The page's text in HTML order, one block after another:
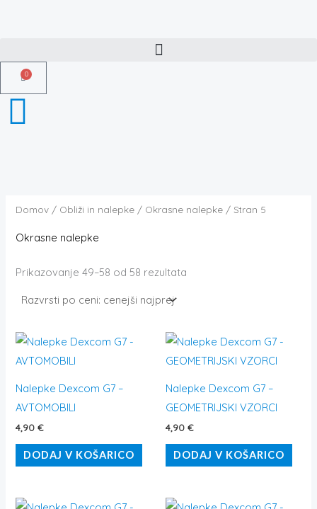
0
Košarica
Domov / Obliži in nalepke / Okrasne nalepke / Stran 5
Okrasne nalepke
Prikazovanje 49–58 od 58 rezultata
Nalepke Dexcom G7 –
AVTOMOBILI
4,90€
DODAJ V KOŠARICO
Nalepke Dexcom G7 –
GEOMETRIJSKI VZORCI
4,90 €
DODAJ V KOŠARICO